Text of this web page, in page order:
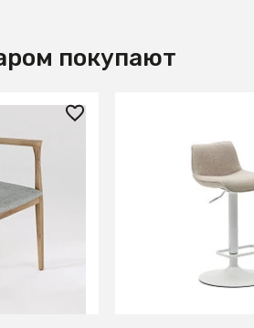
покупают
26 990 ₽
Барный стул
бежевой синели
В